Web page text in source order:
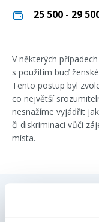
25 500 - 29
V některých
s použitím buď
Tento postup byl
co největší
nesnažíme vyjádřit
či diskriminaci vůči
místa.
zbožím ve